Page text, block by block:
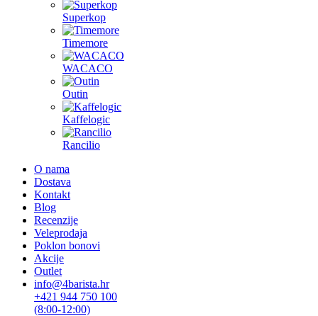
Superkop
Timemore
WACACO
Outin
Kaffelogic
Rancilio
O nama
Dostava
Kontakt
Blog
Recenzije
Veleprodaja
Poklon bonovi
Akcije
Outlet
info@4barista.hr
+421 944 750 100
(8:00-12:00)